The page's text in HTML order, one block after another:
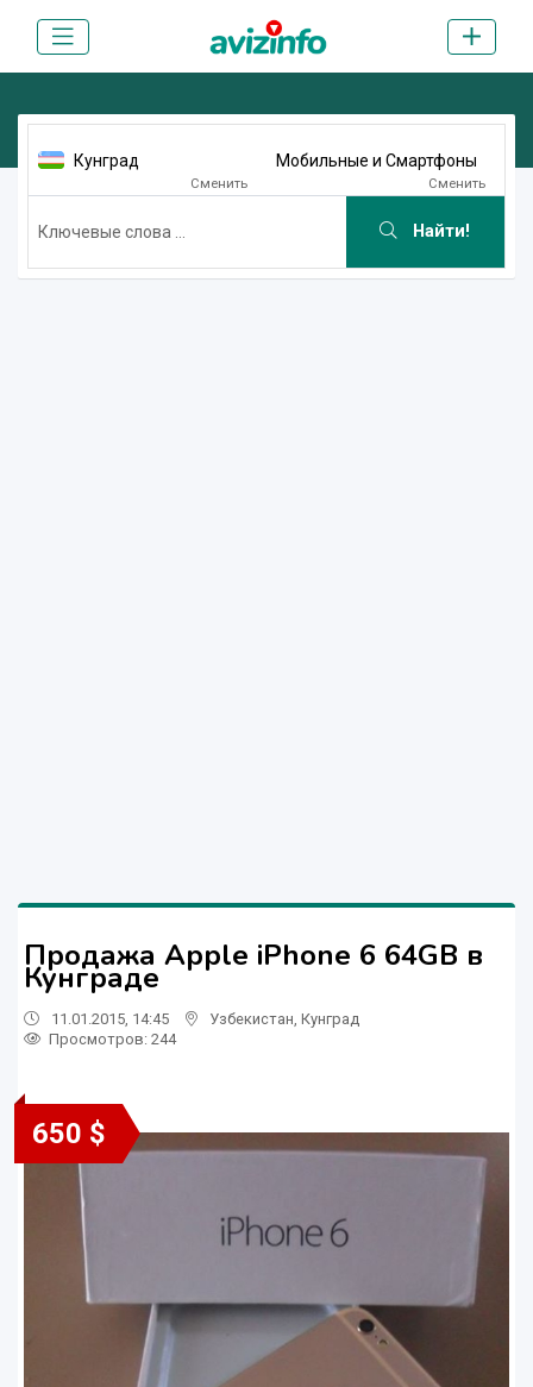
Кунград
Сменить
Мобильные и Смартфоны
Сменить
Найти!
Продажа Apple iPhone 6 64GB в
Кунграде
11.01.2015, 14:45 Узбекистан Кунград
Просмотров: 244
650 $